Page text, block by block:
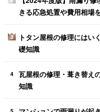
きる応急処置や費用相場
3
トタン屋根の修理にはい
礎知識
4
瓦屋根の修理・葺き替え
知識